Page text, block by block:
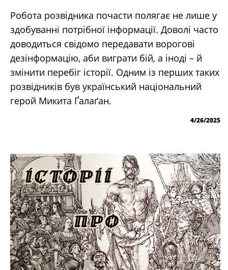
Робота розвідника почасти полягає не лише у
здобуванні потрібної інформації. Доволі часто
доводиться свідомо передавати ворогові
дезінформацію, аби виграти бій, а іноді – й
змінити перебіг історії. Одним із перших таких
розвідників був український національний
герой Микита Ґалаґан.
4/26/2025